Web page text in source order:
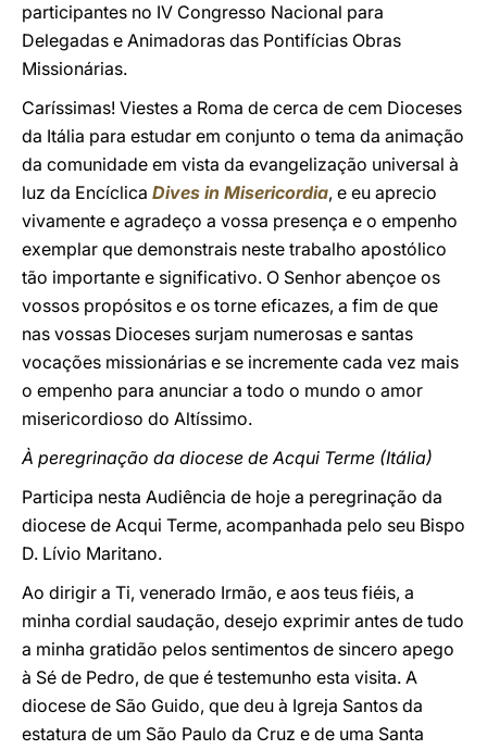
participantes no IV Congresso Nacional para
Delegadas e Animadoras das Pontifícias Obras
Missionárias.
Caríssimas! Viestes a Roma de cerca de cem Dioceses
da Itália para estudar em conjunto o tema da animação
da comunidade em vista da evangelização universal à
luz da Encíclica Dives in Misericordia, e eu aprecio
vivamente e agradeço a vossa presença e o empenho
exemplar que demonstrais neste trabalho apostólico
tão importante e significativo. O Senhor abençoe os
vossos propósitos e os torne eficazes, a fim de que
nas vossas Dioceses surjam numerosas e santas
vocações missionárias e se incremente cada vez mais
o empenho para anunciar a todo o mundo o amor
misericordioso do Altíssimo.
À peregrinação da diocese de Acqui Terme (Itália)
Participa nesta Audiência de hoje a peregrinação da
diocese de Acqui Terme, acompanhada pelo seu Bispo
D. Lívio Maritano.
Ao dirigir a Ti, venerado Irmão, e aos teus fiéis, a
minha cordial saudação, desejo exprimir antes de tudo
a minha gratidão pelos sentimentos de sincero apego
à Sé de Pedro, de que é testemunho esta visita. A
diocese de São Guido, que deu à Igreja Santos da
estatura de um São Paulo da Cruz e de uma Santa